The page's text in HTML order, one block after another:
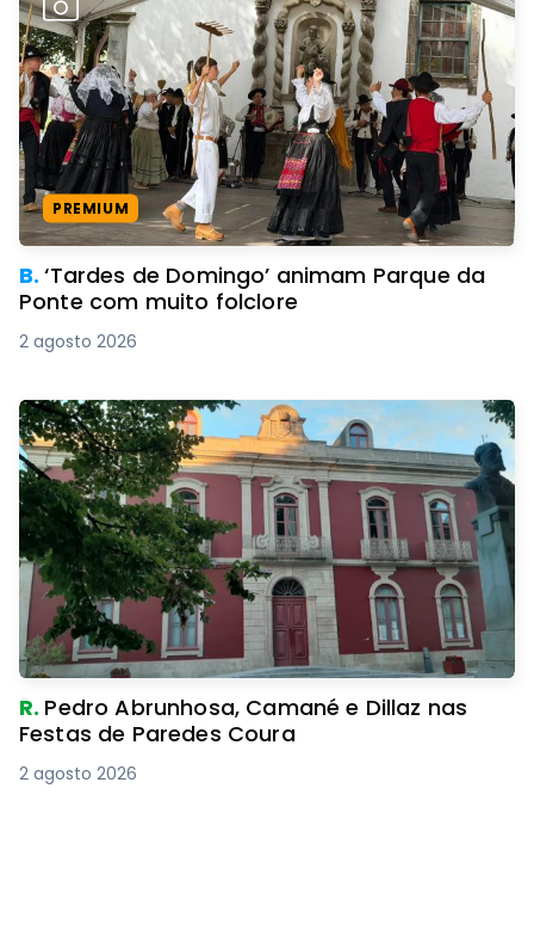
PREMIUM
B.‘Tardes de Domingo’ animam Parque da
Ponte com muito folclore
2 agosto 2026
R. Pedro Abrunhosa, Camané e Dillaz nas
Festas de Paredes Coura
2 agosto 2026